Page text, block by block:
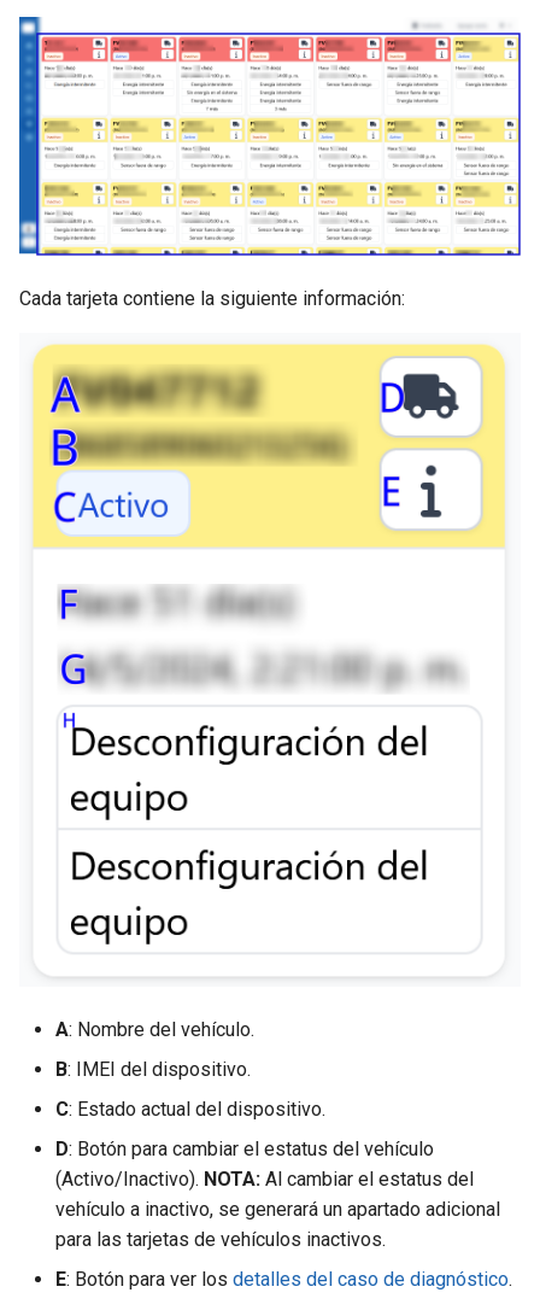
Cada tarjeta contiene la siguiente información:
A: Nombre del vehículo.
B: IMEI del dispositivo.
C: Estado actual del dispositivo.
D: Botón para cambiar el estatus del vehículo
(Activo/Inactivo). NOTA: Al cambiar el estatus del
vehículo a inactivo, se generará un apartado adicional
para las tarjetas de vehículos inactivos.
E: Botón para ver los detalles del caso de diagnóstico.